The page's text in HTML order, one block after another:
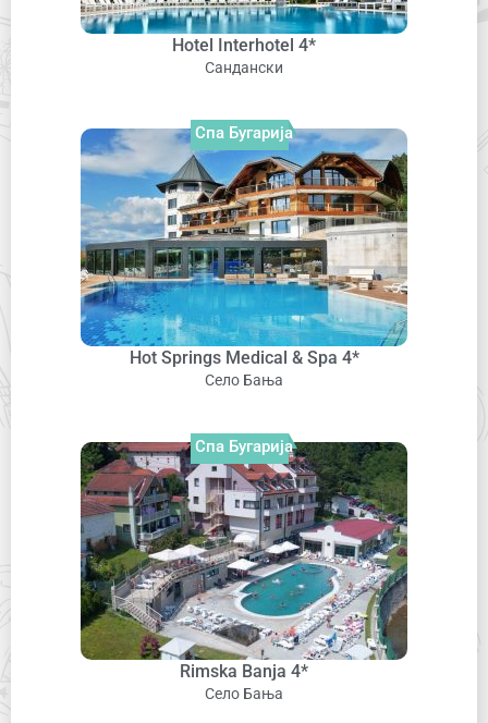
Hotel Interhotel 4*
Сандански
Спа Бугарија
Hot Springs Medical & Spa 4*
Село Бања
Спа Бугарија
Rimska Banja 4*
Село Бања